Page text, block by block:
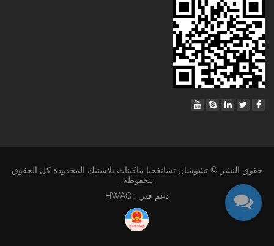
حقوق النشر © تشوشان تشانغجيا ماكينات بلاستيك المحدودة كل الحقوق
محفوظة.
دعم فني : HWAQ